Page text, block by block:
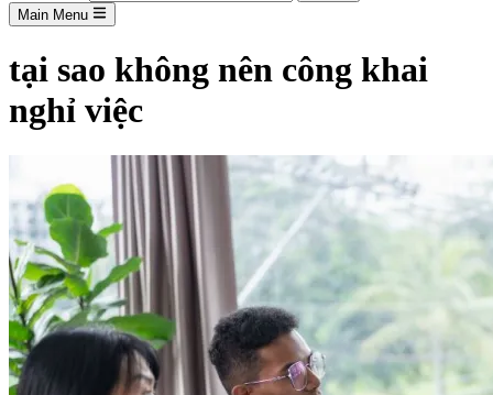
Main Menu
tại sao không nên công khai
nghỉ việc